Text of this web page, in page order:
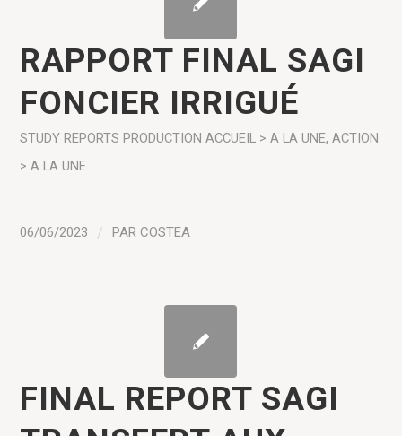
RAPPORT FINAL SAGI
FONCIER IRRIGUÉ
STUDY REPORTS PRODUCTION ACCUEIL > A LA UNE,ACTION
> A LA UNE
06/06/2023 / PARCOSTEA
FINAL REPORT SAGI